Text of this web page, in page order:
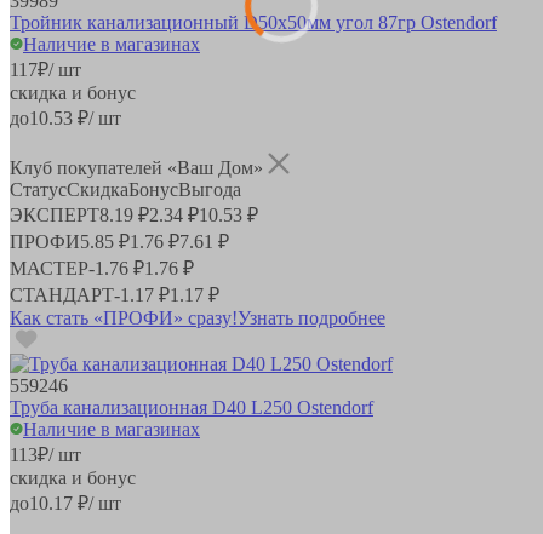
Тройник канализационный D50х50мм угол 87гр Ostendorf
Наличие в магазинах
117₽/ шт
скидка и бонус
до10.53 ₽/ шт
Клуб покупателей «Ваш Дом»
СтатусСкидкаБонусВыгода
ЭКСПЕРТ8.19 ₽2.34 ₽10.53 ₽
ПРОФИ5.85 ₽1.76 ₽7.61 ₽
МАСТЕР-1.76 ₽1.76 ₽
СТАНДАРТ-1.17 ₽1.17 ₽
Как стать «ПРОФИ» сразу!Узнать подробнее
559246
Труба канализационная D40 L250 Ostendorf
Наличие в магазинах
113₽/ шт
скидка и бонус
до10.17 ₽/ шт